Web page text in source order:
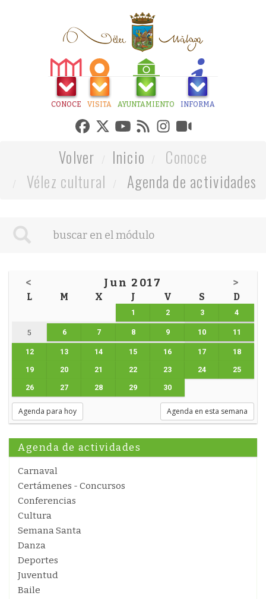
CONOCE VISITA AYUNTAMIENTO INFORMA
Volver Inicio
Conoce
Vélez cultural
Agenda de actividades
< Jun 2017 >
L M X J V S D
1 2 3 4
5 6 7 8 9 10 11
12 13 14 15 16 17 18
19 20 21 22 23 24 25
26 27 28 29 30
Agenda para hoy Agenda en esta semana
Agenda de actividades
Carnaval
Certámenes - Concursos
Conferencias
Cultura
Semana Santa
Danza
Deportes
Juventud
Baile